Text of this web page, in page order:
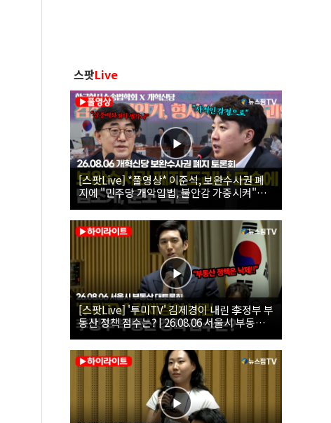
스팟Live
[스팟Live] *풀영상* 이준석, 보완수사권 폐
지에 "민주당 개악입법, 불안감 가중시켜"｜
26.08.06 개혁신당 보완수사권 폐지 토론회
[스팟Live] '투미TV' 김제경이 내린 李정부 부
동산 정책 점수는? | 26.08.06 서울시 부동산
대토론회